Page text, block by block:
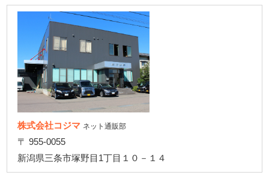
株式会社コジマ ネット通販部
〒 955-0055
新潟県三条市塚野目1丁目１０－１４